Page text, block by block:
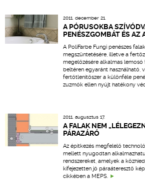
2011. december 21.
A PÓRUSOKBA
PENÉSZGOMBÁT ÉS AZ
A PoliFarbe Fungi penészes
megszüntetésére, illetve a
megelőzésére alkalmas
beltéren egyaránt használható,
fertőtlenítőszer a különféle
zuzmók ellen nyújt hatékony
2011. augusztus 17.
A FALAK NEM
PÁRAZÁRÓ
Az építkezés megfelelő
mellett nyugodtan
rendszereket, amelyek a
kifejezetten jó páraáteresztő
cikkében a MEPS.